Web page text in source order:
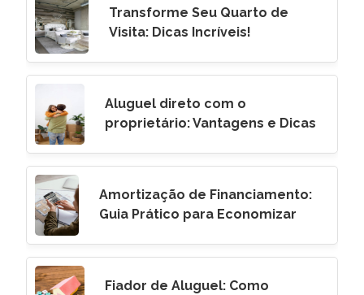
Transforme Seu Quarto de
Visita: Dicas Incríveis!
Aluguel direto com o
proprietário: Vantagens e Dicas
Amortização de Financiamento:
Guia Prático para Economizar
Fiador de Aluguel: Como